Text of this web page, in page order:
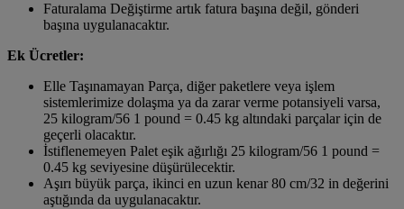
Faturalama Değiştirme artık fatura başına değil, gönderi
başına uygulanacaktır.
Ek Ücretler:
Elle Taşınamayan Parça, diğer paketlere veya işlem
sistemlerimize dolaşma ya da zarar verme potansiyeli varsa,
25 kilogram/56 1 pound = 0.45 kg altındaki parçalar için de
geçerli olacaktır.
İstiflenemeyen Palet eşik ağırlığı 25 kilogram/56 1 pound =
0.45 kg seviyesine düşürülecektir.
Aşırı büyük parça, ikinci en uzun kenar 80 cm/32 in değerini
aştığında da uygulanacaktır.